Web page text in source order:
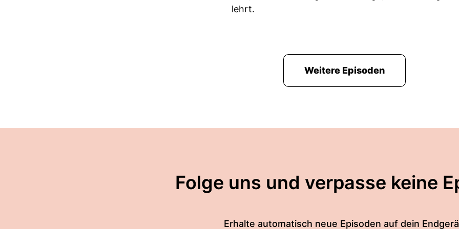
lehrt.
Weitere Episoden
Folge uns und verpasse keine
Erhalte automatisch neue Episoden auf dein